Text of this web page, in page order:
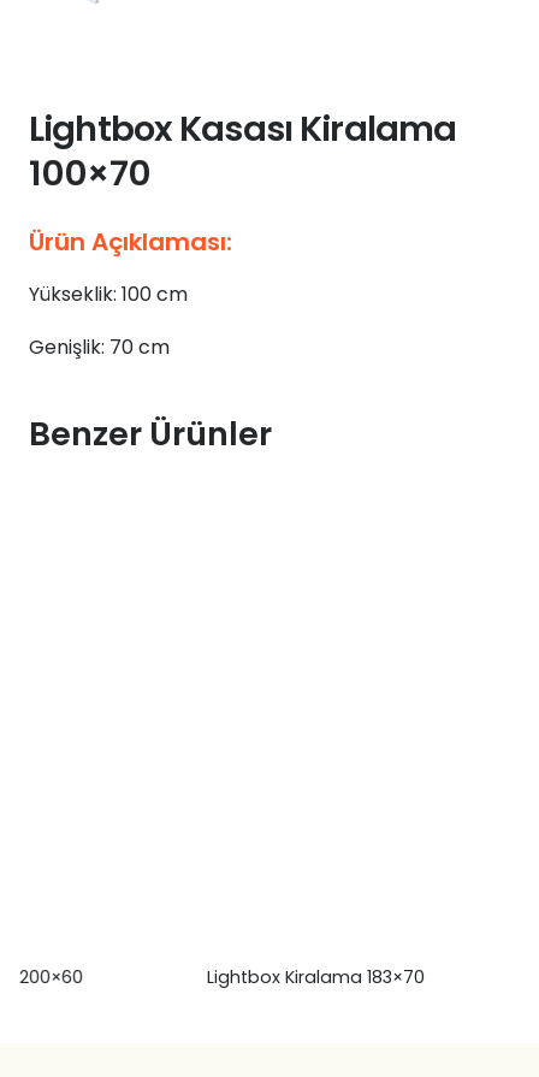
Lightbox Kasası Kiralama
100×70
Ürün Açıklaması:
Yükseklik: 100 cm
Genişlik: 70 cm
Benzer Ürünler
Lightbox Kiralama 183×70